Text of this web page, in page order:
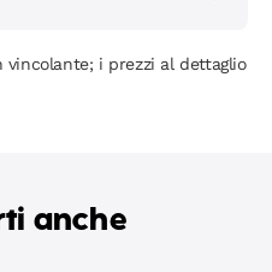
i prezzi al dettaglio
anche